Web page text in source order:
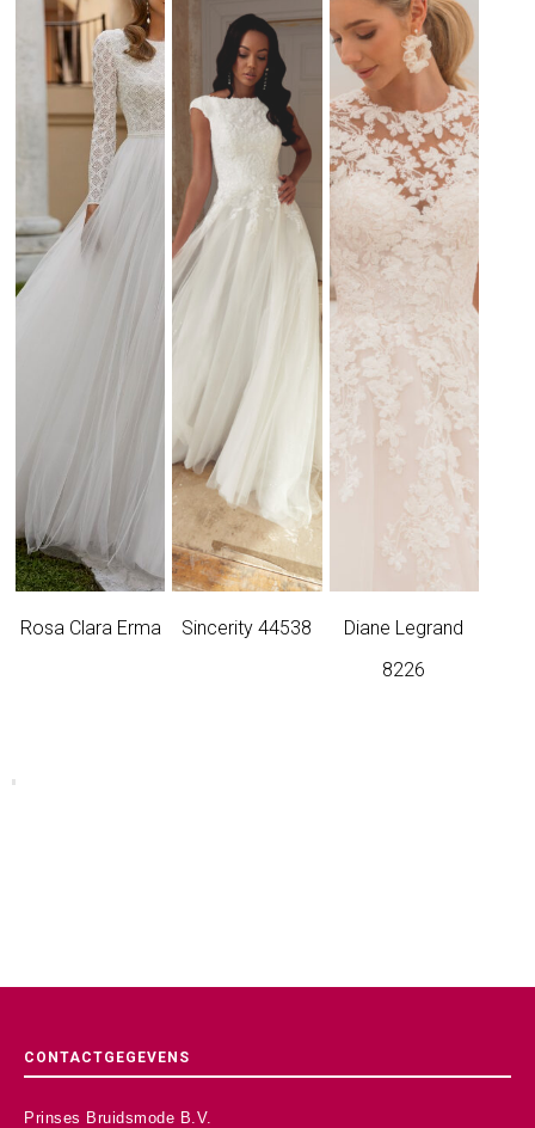
Rosa Clara Erma Sincerity 44538
Diane Legrand
8226
CONTACTGEGEVENS
Prinses Bruidsmode B.V.